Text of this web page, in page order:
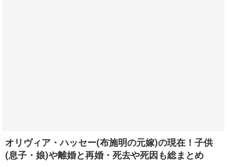
オリヴィア・ハッセー(布施明の元嫁)の現在！子供
(息子・娘)や離婚と再婚・死去や死因も総まとめ